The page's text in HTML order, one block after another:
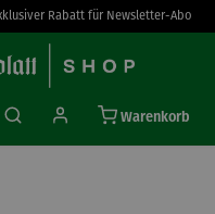
Rabatt für Newsletter-Abo
Warenkorb